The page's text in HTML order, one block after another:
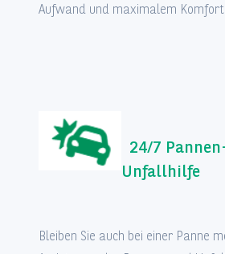
Aufwand und maximalem Komfort.
24/7
Unfallhilfe
Bleiben Sie auch bei einer Panne